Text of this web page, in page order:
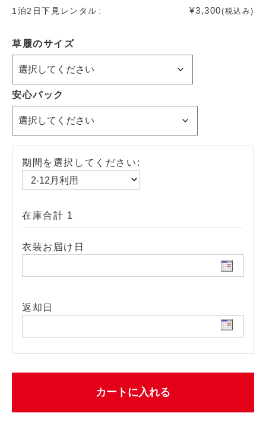
1泊2日下見レンタル ¥3,300(税込み)
草履のサイズ
安心パック
期間を選択してください:
在庫合計 1
衣装お届け日
返却日
カートに入れる